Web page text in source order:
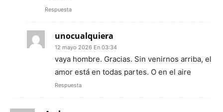
Respuesta
unocualquiera
12 mayo 2026 En 03:34
vaya hombre. Gracias. Sin venirnos arriba, el
amor está en todas partes. O en el aire
Respuesta